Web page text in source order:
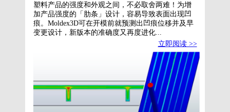
塑料产品的强度和外观之间，不必取舍两难！为增
加产品强度的「肋条」设计，容易导致表面出现凹
痕。Moldex3D可在开模前就预测出凹痕位移并及早
变更设计，新版本的准确度又再度进化...
立即阅读 >>